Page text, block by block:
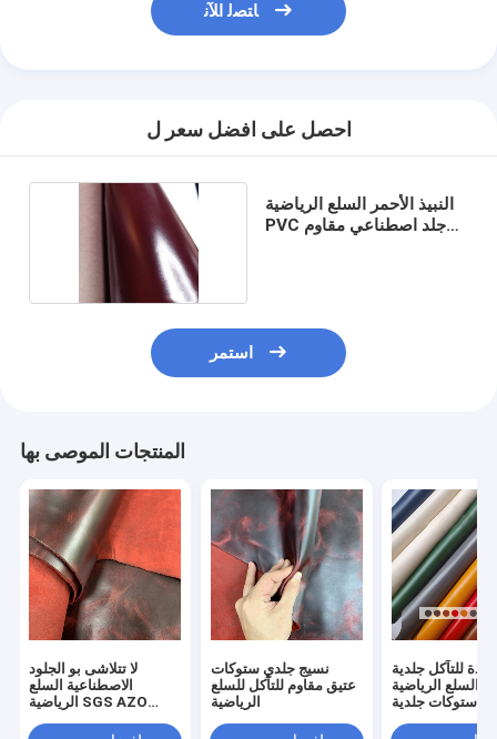
ﺎﺘﺼﻟ ﺍﻶﻧ
احصل على افضل سعر ل
النبيذ الأحمر السلع الرياضية
PVC جلد اصطناعي مقاوم
استمر
المنتجات الموصى بها
لا تتلاشى بو الجلود
الاصطناعية السلع
الرياضية SGS AZO
نسيج جلدي ستوكات
عتيق مقاوم للتآكل للسلع
الرياضية
للتآكل جلدية
السلع الرياضية PU
ستوكات جلدية ODM